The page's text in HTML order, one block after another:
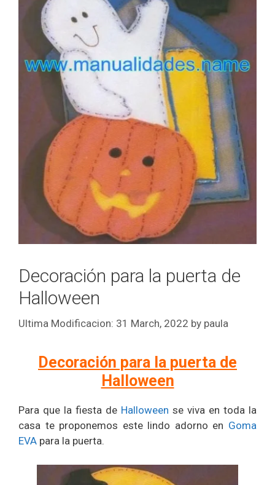
Decoración para la puerta de
Halloween
31 March, 2022 by paula
Decoración para la puerta de
Halloween
Para que la fiesta de Halloween se viva en toda la
casa te proponemos este lindo adorno en Goma
EVA para la puerta.